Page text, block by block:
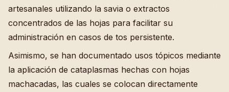
artesanales utilizando la savia o extractos
concentrados de las hojas para facilitar su
administración en casos de tos persistente.
Asimismo, se han documentado usos tópicos mediante
la aplicación de cataplasmas hechas con hojas
machacadas, las cuales se colocan directamente